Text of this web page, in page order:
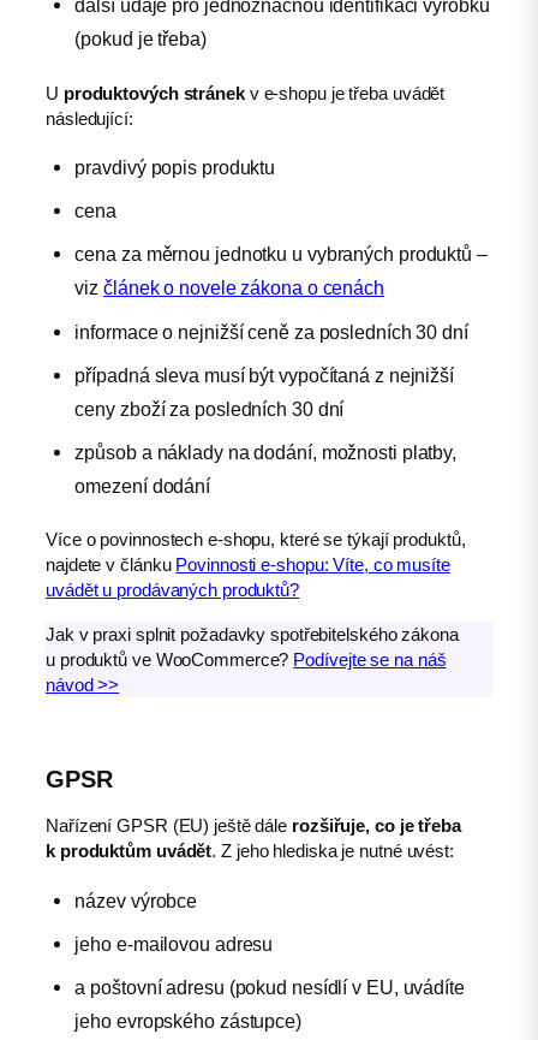
další údaje pro jednoznačnou identifikaci výrobku
(pokud je třeba)
U produktových stránek v e-shopu je třeba uvádět
následující:
pravdivý popis produktu
cena
cena za měrnou jednotku u vybraných produktů –
vizčlánek o novele zákona o cenách
informace o nejnižší ceně za posledních 30 dní
případná sleva musí být vypočítaná z nejnižší
ceny zboží za posledních 30 dní
způsob a náklady na dodání, možnosti platby,
omezení dodání
Více o povinnostech e-shopu, které se týkají produktů,
najdete v článku Povinnosti e-shopu: Víte, co musíte
uvádět u prodávaných produktů?
Jak v praxi splnit požadavky spotřebitelského zákona
u produktů ve WooCommerce? Podívejte se na náš
návod >>
GPSR
Nařízení GPSR (EU) ještě dále rozšiřuje, co je třeba
k produktům uvádět. Z jeho hlediska je nutné uvést:
název výrobce
jeho e-mailovou adresu
a poštovní adresu (pokud nesídlí v EU, uvádíte
jeho evropského zástupce)